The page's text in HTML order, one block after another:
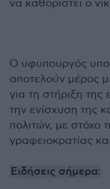
να καθοριστεί ο
Ο υφυπουργός
αποτελούν μέρος
για τη στήριξη της
την ενίσχυση της
πολιτών, με στόχο
γραφειοκρατίας
Ειδήσεις σήμερα: